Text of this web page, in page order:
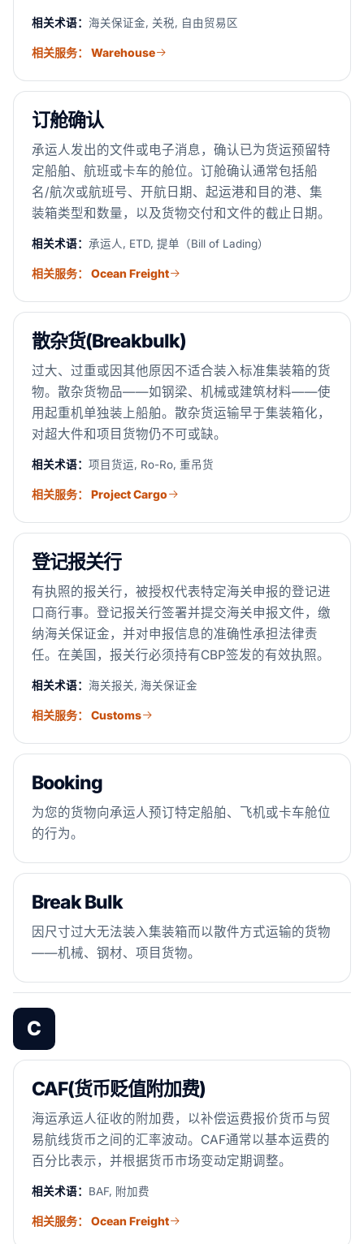
相关术语： 海关保证金, 关税, 自由贸易区
相关服务： Warehouse
订舱确认
承运人发出的文件或电子消息，确认已为货运预留特
定船舶、航班或卡车的舱位。订舱确认通常包括船
名/航次或航班号、开航日期、起运港和目的港、集
装箱类型和数量，以及货物交付和文件的截止日期。
相关术语： 承运人, ETD, 提单（Bill of Lading）
相关服务： Ocean Freight
散杂货(Breakbulk)
过大、过重或因其他原因不适合装入标准集装箱的货
物。散杂货物品——如钢梁、机械或建筑材料——使
用起重机单独装上船舶。散杂货运输早于集装箱化，
对超大件和项目货物仍不可或缺。
相关术语： 项目货运, Ro-Ro, 重吊货
相关服务： Project Cargo
登记报关行
有执照的报关行，被授权代表特定海关申报的登记进
口商行事。登记报关行签署并提交海关申报文件，缴
纳海关保证金，并对申报信息的准确性承担法律责
任。在美国，报关行必须持有CBP签发的有效执照。
相关术语： 海关报关, 海关保证金
相关服务： Customs
Booking
为您的货物向承运人预订特定船舶、飞机或卡车舱位
的行为。
Break Bulk
因尺寸过大无法装入集装箱而以散件方式运输的货物
——机械、钢材、项目货物。
C
CAF(货币贬值附加费)
海运承运人征收的附加费，以补偿运费报价货币与贸
易航线货币之间的汇率波动。CAF通常以基本运费的
百分比表示，并根据货币市场变动定期调整。
相关术语： BAF, 附加费
相关服务： Ocean Freight